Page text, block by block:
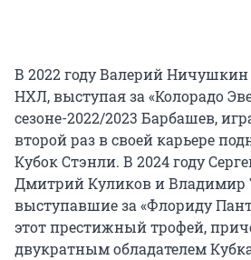
В 2022 году Валерий
НХЛ, выступая за «Колорадо
сезоне-2022/2023 Барбашев,
второй раз в своей карьере
Кубок Стэнли. В 2024 году
Дмитрий Куликов и Владимир
выступавшие за «Флориду
этот престижный трофей,
двукратным обладателем